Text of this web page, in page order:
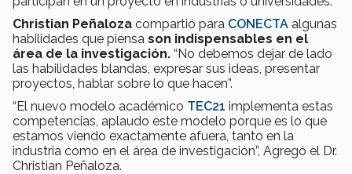
Christian Peñaloza compartió para CONECTA algunas
habilidades que piensa son indispensables en el
área de la investigación. “No debemos dejar de lado
las habilidades blandas, expresar sus ideas, presentar
proyectos, hablar sobre lo que hacen”.
“El nuevo modelo académico TEC21 implementa estas
competencias, aplaudo este modelo porque es lo que
estamos viendo exactamente afuera, tanto en la
industria como en el área de investigación”, Agregó el Dr.
Christian Peñaloza.